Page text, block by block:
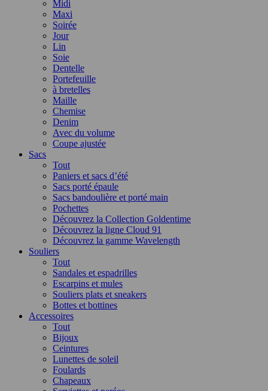
Midi
Maxi
Soirée
Jour
Lin
Soie
Dentelle
Portefeuille
à bretelles
Maille
Chemise
Denim
Avec du volume
Coupe ajustée
Sacs
Tout
Paniers et sacs d’été
Sacs porté épaule
Sacs bandoulière et porté main
Pochettes
Découvrez la Collection Goldentime
Découvrez la ligne Cloud 91
Découvrez la gamme Wavelength
Souliers
Tout
Sandales et espadrilles
Escarpins et mules
Souliers plats et sneakers
Bottes et bottines
Accessoires
Tout
Bijoux
Ceintures
Lunettes de soleil
Foulards
Chapeaux